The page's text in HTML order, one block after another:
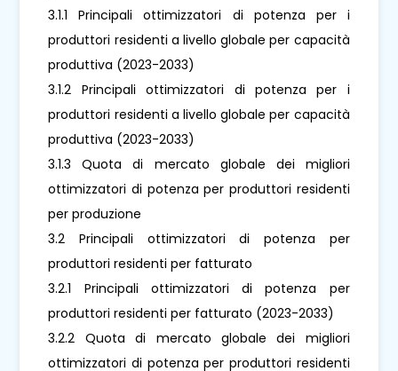
3.1.1 Principali ottimizzatori di potenza per i
produttori residenti a livello globale per capacità
produttiva (2023-2033)
3.1.2 Principali ottimizzatori di potenza per i
produttori residenti a livello globale per capacità
produttiva (2023-2033)
3.1.3 Quota di mercato globale dei migliori
ottimizzatori di potenza per produttori residenti
per produzione
3.2 Principali ottimizzatori di potenza per
produttori residenti per fatturato
3.2.1 Principali ottimizzatori di potenza per
produttori residenti per fatturato (2023-2033)
3.2.2 Quota di mercato globale dei migliori
ottimizzatori di potenza per produttori residenti